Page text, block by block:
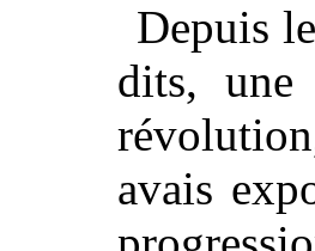
Depuis
dits, une
avais